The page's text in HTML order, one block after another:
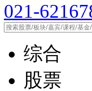
021-
综合
股票